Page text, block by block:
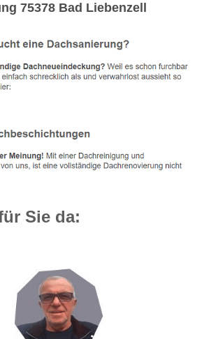
75378 Bad Liebenzell
Sie da: